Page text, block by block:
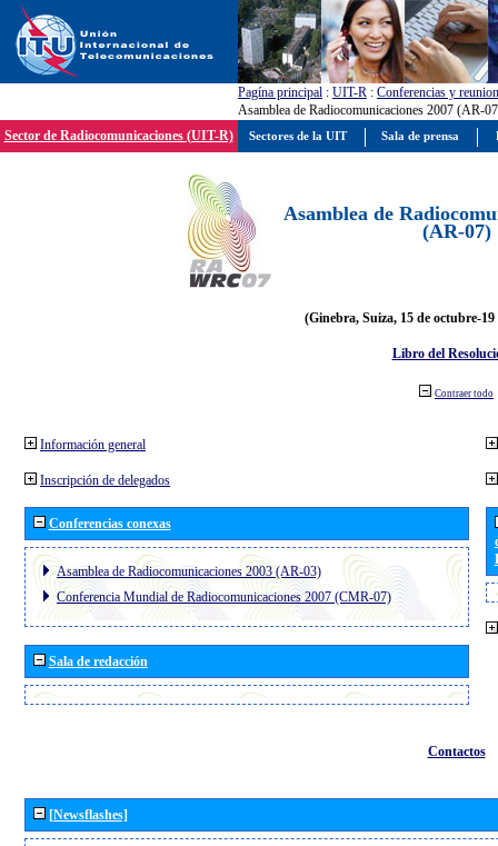
Pagína principal : UIT-R : Conferencias y
Asamblea de Radiocomunicaciones 2007 (AR-
Sector de Radiocomunicaciones (UIT-R)
Asamblea de
(AR-07)
(Ginebra, Suiza, 15 de octubre-19
Libro del
Contraer todo
Información general
Inscripción de delegados
Conferencias conexas
Asamblea de Radiocomunicaciones 2003 (AR-03)
Conferencia Mundial de Radiocomunicaciones 2007 (CMR-07)
Sala de redacción
Contactos
[Newsflashes]
Sectores de la UIT Sala de prensa